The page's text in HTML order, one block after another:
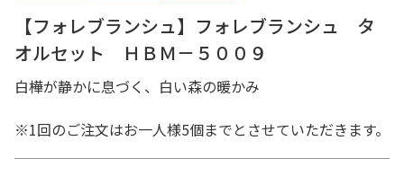
【フォレブランシュ】フォレブランシュ タ
オルセット ＨＢＭ－５００９
白樺が静かに息づく、白い森の暖かみ
※1回のご注文はお一人様5個までとさせていただきます。